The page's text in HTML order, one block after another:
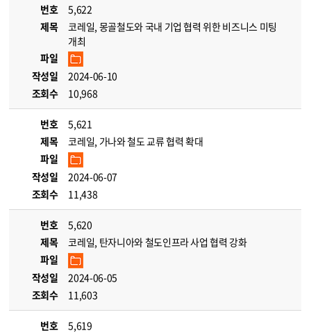
번호
5,622
제목
코레일, 몽골철도와 국내 기업 협력 위한 비즈니스 미팅
개최
파일
작성일
2024-06-10
조회수
10,968
번호
5,621
제목
코레일, 가나와 철도 교류 협력 확대
파일
작성일
2024-06-07
조회수
11,438
번호
5,620
제목
코레일, 탄자니아와 철도인프라 사업 협력 강화
파일
작성일
2024-06-05
조회수
11,603
번호
5,619